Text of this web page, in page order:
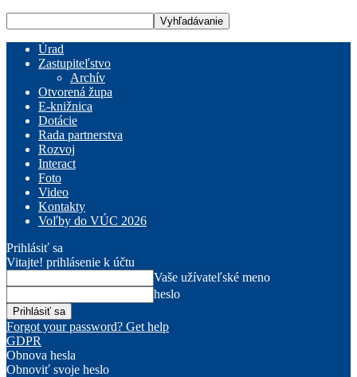
Úrad
Zastupiteľstvo
Archív
Otvorená župa
E-knižnica
Dotácie
Rada partnerstva
Rozvoj
Interact
Foto
Video
Kontakty
Voľby do VÚC 2026
Prihlásiť sa
Vitajte! prihlásenie k účtu
Vaše užívateľské meno
heslo
Forgot your password? Get help
GDPR
Obnova hesla
Obnoviť svoje heslo